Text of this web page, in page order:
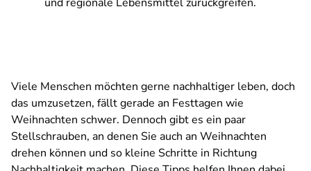
Viele Menschen möchten gerne nachhaltiger leben, doch
das umzusetzen, fällt gerade an Festtagen wie
Weihnachten schwer. Dennoch gibt es ein paar
Stellschrauben, an denen Sie auch an Weihnachten
drehen können und so kleine Schritte in Richtung